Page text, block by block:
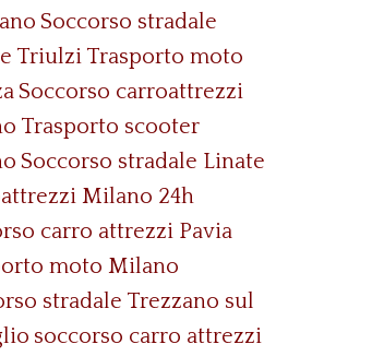
Soccorso stradale
Triulzi Trasporto moto
Soccorso carroattrezzi
Trasporto scooter
Soccorso stradale Linate
Milano 24h
carro attrezzi Pavia
moto Milano
stradale Trezzano sul
soccorso carro attrezzi